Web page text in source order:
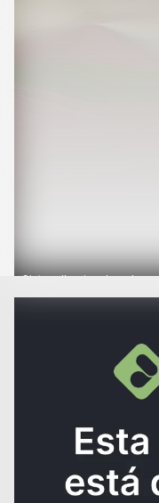
Cinta adhesiva de colores
$15